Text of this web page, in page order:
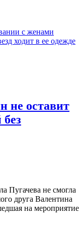
с женами
ходит в ее одежде
не оставит
Пугачева не смогла
друга Валентина
на мероприятие